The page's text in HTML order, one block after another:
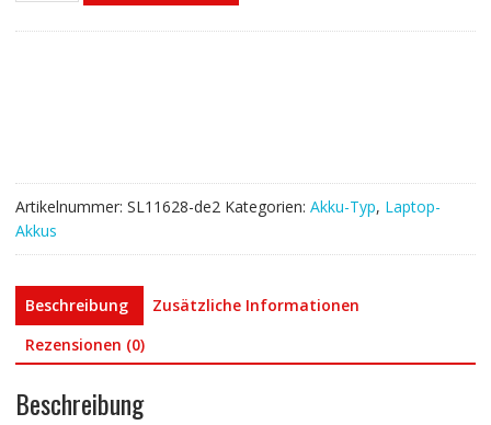
HN-
W19L,MateBook
13
i7
Menge
Artikelnummer: SL11628-de2 Kategorien: Akku-Typ, Laptop-
Akkus
Beschreibung
Zusätzliche Informationen
Rezensionen (0)
Beschreibung